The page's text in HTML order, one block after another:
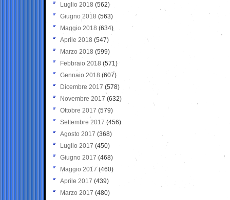
Luglio 2018 (562)
Giugno 2018 (563)
Maggio 2018 (634)
Aprile 2018 (547)
Marzo 2018 (599)
Febbraio 2018 (571)
Gennaio 2018 (607)
Dicembre 2017 (578)
Novembre 2017 (632)
Ottobre 2017 (579)
Settembre 2017 (456)
Agosto 2017 (368)
Luglio 2017 (450)
Giugno 2017 (468)
Maggio 2017 (460)
Aprile 2017 (439)
Marzo 2017 (480)